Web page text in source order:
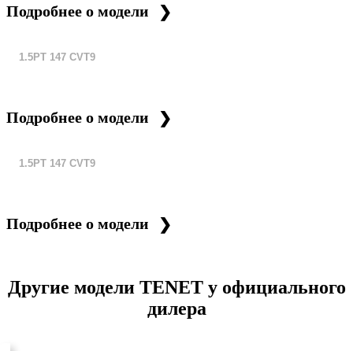
Подробнее о модели
1.5PT 147 CVT9
Подробнее о модели
1.5PT 147 CVT9
Подробнее о модели
Другие модели TENET у официального
дилера